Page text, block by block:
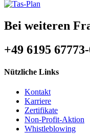
Bei weiteren
+49 6195
Nützliche Links
Kontakt
Karriere
Zertifikate
Non-Profit-Aktion
Whistleblowing